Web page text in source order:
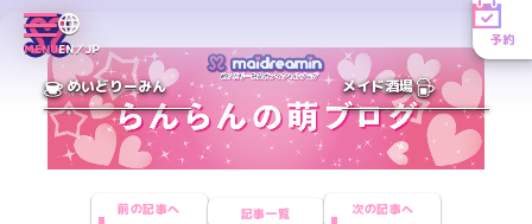
MENUEN／JP
予約
めいどりーみん メイド酒場
前の記事へ 記事一覧 次の記事へ